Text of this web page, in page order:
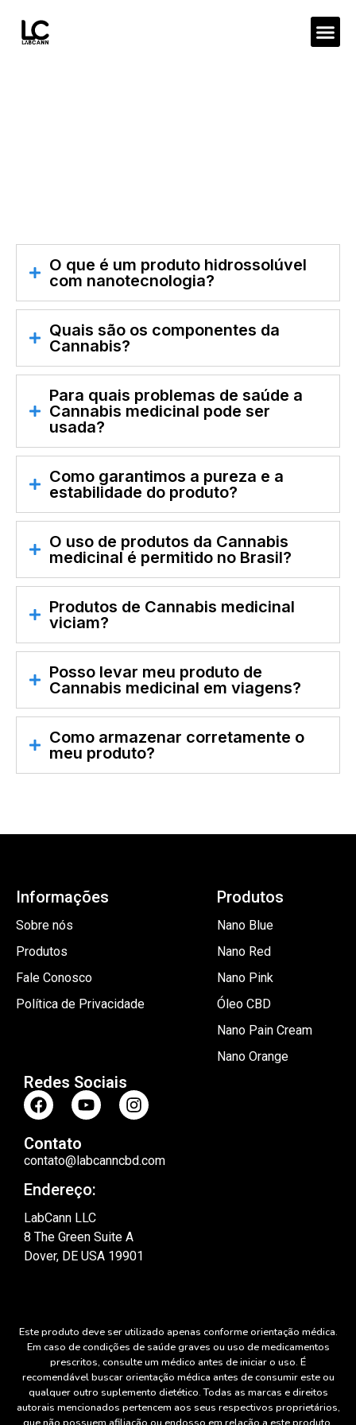
O que é um produto hidrossolúvel
com nanotecnologia?
Quais são os componentes da
Cannabis?
Para quais problemas de saúde a
Cannabis medicinal pode ser
usada?
Como garantimos a pureza e a
estabilidade do produto?
O uso de produtos da Cannabis
medicinal é permitido no Brasil?
Produtos de Cannabis medicinal
viciam?
Posso levar meu produto de
Cannabis medicinal em viagens?
Como armazenar corretamente o
meu produto?
Informações
Sobre nós
Produtos
Fale Conosco
Política de Privacidade
Produtos
Nano Blue
Nano Red
Nano Pink
Óleo CBD
Nano Pain Cream
Nano Orange
Redes Sociais
Contato
contato@labcanncbd.com
Endereço:
LabCann LLC
8 The Green Suite A
Dover, DE USA 19901
Este produto deve ser utilizado apenas conforme orientação médica.
Em caso de condições de saúde graves ou uso de medicamentos
prescritos, consulte um médico antes de iniciar o uso. É
recomendável buscar orientação médica antes de consumir este ou
qualquer outro suplemento dietético. Todas as marcas e direitos
autorais mencionados pertencem aos seus respectivos proprietários,